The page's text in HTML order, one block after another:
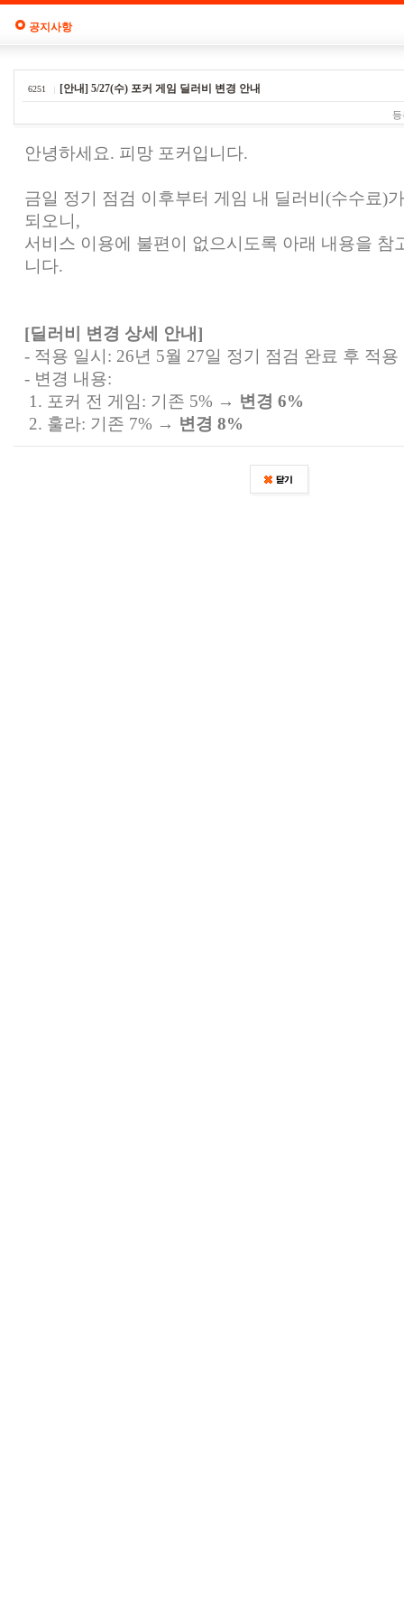
공지사항
6251 [안내] 5/27(수) 포커 게임 딜러비 변경 안내
안녕하세요. 피망 포커입니다.
금일 정기 점검 이후부터 게임 내 딜러비(수수료)
되오니,
서비스 이용에 불편이 없으시도록 아래 내용을 참
니다.
[딜러비 변경 상세 안내]
- 적용 일시: 26년 5월 27일 정기 점검 완료 후 적용
- 변경 내용:
1. 포커 전 게임: 기존 5% → 변경 6%
2. 훌라: 기존 7% → 변경 8%
더욱 안정적인 서비스를 제공하는 피망 포커가 되